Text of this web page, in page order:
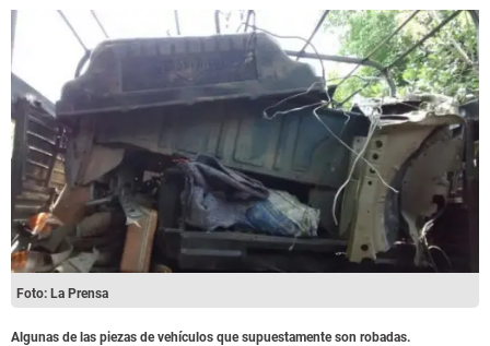
Foto: La Prensa
Algunas de las piezas de vehículos que supuestamente son robadas.